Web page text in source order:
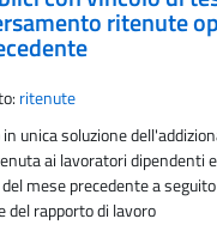
ritenute
ritenute
unica soluzione
ai lavoratori dipendenti
mese precedente a
del rapporto di lavoro